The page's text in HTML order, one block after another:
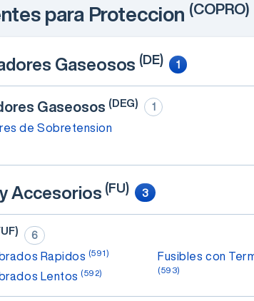
para Proteccion (COPRO)
Gaseosos (DE) 1
Gaseosos (DEG) 1
de Sobretension
Accesorios (FU) 3
6
Rapidos (591)
Lentos (592)
Fusibles con
(593)